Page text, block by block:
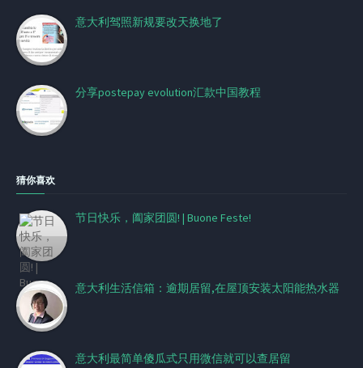
意大利驾照新规要改天换地了
分享postepay evolution汇款中国教程
猜你喜欢
节日快乐，阖家团圆​! | Buone Feste!
意大利生活信箱：逾期居留,在屋顶安装太阳能热水器
意大利最简单傻瓜式只用微信就可以查居留